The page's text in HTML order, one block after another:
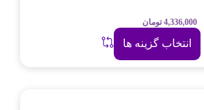
4,336,000 تومان
انتخاب گزینه ها